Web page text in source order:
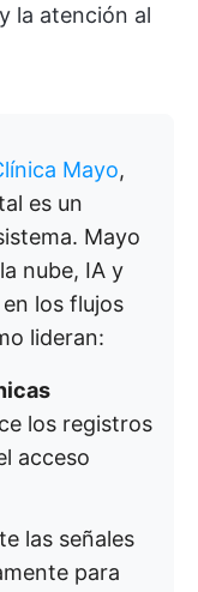
la atención al
Mayo,
es un
Mayo
nube, IA y
los flujos
lideran:
los registros
acceso
las señales
para